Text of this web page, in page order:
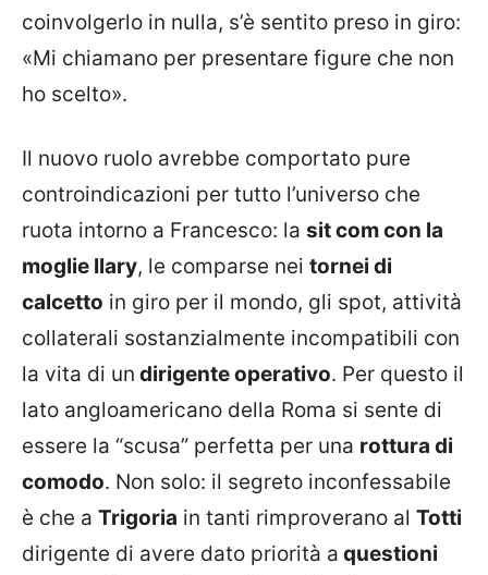
coinvolgerlo in nulla, s’è sentito preso in giro:
«Mi chiamano per presentare figure che non
ho scelto».
Il nuovo ruolo avrebbe comportato pure
controindicazioni per tutto l’universo che
ruota intorno a Francesco: la sit com con la
moglie Ilary, le comparse nei tornei di
calcetto in giro per il mondo, gli spot, attività
collaterali sostanzialmente incompatibili con
la vita di un dirigente operativo. Per questo il
lato angloamericano della Roma si sente di
essere la “scusa” perfetta per una rottura di
comodo. Non solo: il segreto inconfessabile
è che a Trigoria in tanti rimproverano al Totti
dirigente di avere dato priorità a questioni